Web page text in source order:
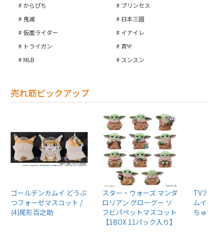
からぴち
プリンセス
鬼滅
日本三國
仮面ライダー
イナイレ
トライガン
斉Ψ
MLB
スンスン
売れ筋ピックアップ
ゴールデンカムイ どうぶ
つフォーゼマスコット /
(4)尾形百之助
スター・ウォーズ マンダ
ロリアン グローグー ソ
フビパペットマスコット
【1BOX 11パック入り】
TVア
ムイ』
ちゅる